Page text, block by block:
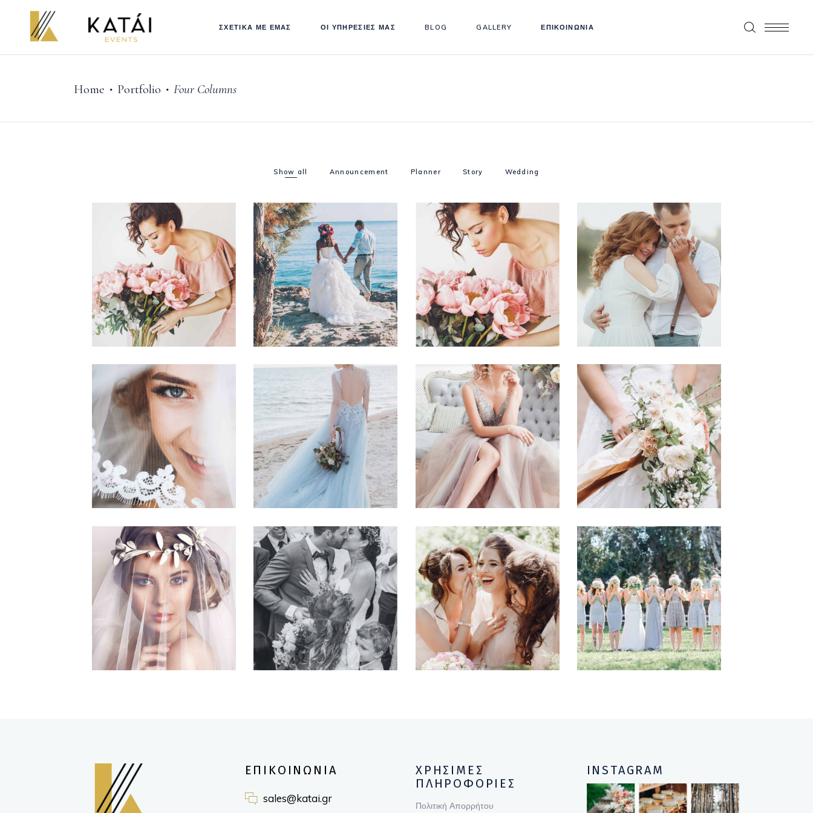
ΣΧΕΤΙΚΑ ΜΕ ΕΜΑΣ ΟΙ ΥΠΗΡΕΣΙΕΣ ΜΑΣ BLOG GALLERY ΕΠΙΚΟΙΝΩΝΙΑ
Home • Portfolio • Four Columns
Show all Announcement Planner Story Wedding
Announcement
BACHELORETTE
Announcement
BEACH
WEDDING
Planner
BEST FLORISTS
Photography
BEST VENUES
Story
BETROTHED
Story
BLUE DRESS
Story
BLUSHING
BRIDE
Story
BOUQUET TOSS
Story
BRIDAL VEIL
Planner
BRIDE &
GROOM
Wedding
BRIDE-TO-BE
Story
BRIDESMAIDS
ΕΠΙΚΟΙΝΩΝΙΑ
sales@katai.gr
ΧΡΗΣΙΜΕΣ
ΠΛΗΡΟΦΟΡΙΕΣ
Πολιτική Απορρήτου
INSTAGRAM